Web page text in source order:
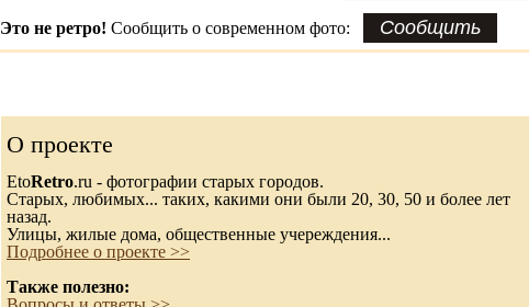
Это не ретро! Сообщить о современном фото:
О проекте
EtoRetro.ru - фотографии старых городов.
Старых, любимых... таких, какими они были 20, 30, 50 и более лет
назад.
Улицы, жилые дома, общественные учереждения...
Подробнее о проекте >>
Также полезно: